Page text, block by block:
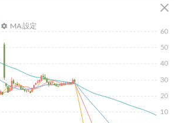
close
10
20
30
40
50
60
settings MA 設定